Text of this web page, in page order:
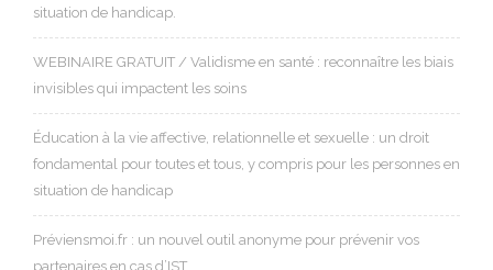
situation de handicap.
WEBINAIRE GRATUIT / Validisme en santé : reconnaître les biais
invisibles qui impactent les soins
Éducation à la vie affective, relationnelle et sexuelle : un droit
fondamental pour toutes et tous, y compris pour les personnes en
situation de handicap
Préviensmoi.fr : un nouvel outil anonyme pour prévenir vos
partenaires en cas d’IST